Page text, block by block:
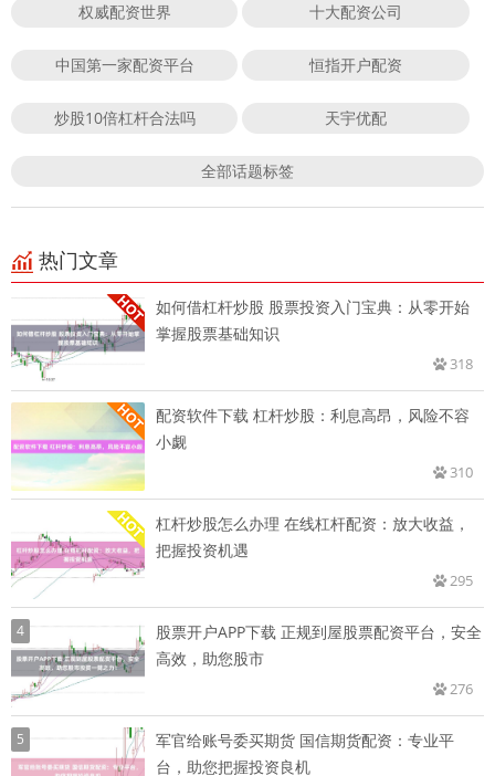
权威配资世界 十大配资公司
中国第一家配资平台 恒指开户配资
炒股10倍杠杆合法吗 天宇优配
全部话题标签
热门文章
如何借杠杆炒股 股票投资入门宝典：从零开始
掌握股票基础知识
318
配资软件下载 杠杆炒股：利息高昂，风险不容
小觑
310
杠杆炒股怎么办理 在线杠杆配资：放大收益，
把握投资机遇
295
4
股票开户APP下载 正规到屋股票配资平台，安全
高效，助您股市
276
5
军官给账号委买期货 国信期货配资：专业平
台，助您把握投资良机